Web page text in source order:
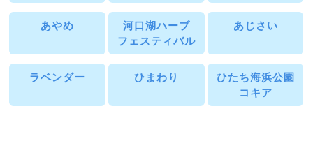
あやめ
河口湖ハーブ
フェスティバル
あじさい
ラベンダー ひまわり
ひたち海浜公園
コキア